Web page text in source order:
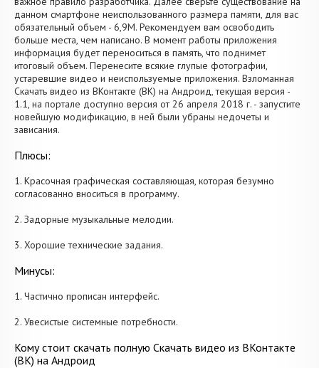
данном смартфоне неиспользованного размера памяти, для вас
обязательный объем - 6,9M. Рекомендуем вам освободить
больше места, чем написано. В момент работы приложения
информация будет переноситься в память, что поднимет
итоговый объем. Перенесите всякие глупые фотографии,
устаревшие видео и неиспользуемые приложения. Взломанная
Скачать видео из ВКонтакте (ВК) на Андроид, текущая версия -
1.1, на портале доступно версия от 26 апреля 2018 г. - запустите
новейшую модификацию, в ней были убраны недочеты и
зависания.
Плюсы:
1. Красочная графическая составляющая, которая безумно
согласованно вноситься в программу.
2. Задорные музыкальные мелодии.
3. Хорошие технические задания.
Минусы:
1. Частично прописан интерфейс.
2. Увесистые системные потребности.
Кому стоит скачать полную Скачать видео из ВКонтакте
(ВК) на Андроид